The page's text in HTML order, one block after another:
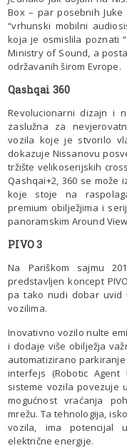
Box – par posebnih
“vrhunski mobilni
koja je osmislila poznati
Ministry of Sound, a
održavanih širom Evrope.
Qashqai 360
Revolucionarni dizajn i
zaslužna za
vozila koje je stvorilo
dokazuje Nissanovu
tržište velikoserijskih
Qashqai+2, 360 se može
koje stoje na
premium obilježjima i
panoramskim Around
PIVO 3
Na Pariškom sajmu
predstavljen koncept
pa tako nudi dobar uvid
vozilima.
Inovativno vozilo nulte
i dodaje više obilježja
automatizirano parkiranje
interfejs (Robotic Agent
sisteme vozila povezuje
mogućnost vraćanja
mrežu. Ta tehnologija,
vozila, ima potencijal
električne energije.